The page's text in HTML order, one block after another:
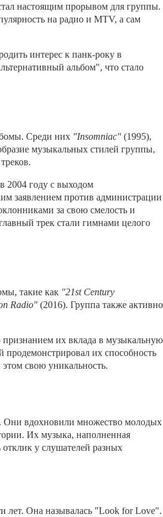
настоящим прорывом для группы.
на радио и MTV, а сам
интерес к панк-року в
альбом", что стало
Среди них "Insomniac" (1995),
музыкальных стилей группы,
2004 году с выходом
заявлением против администрации
за свою смелость и
трек стали гимнами целого
такие как "21st Century
Radio" (2016). Группа также активно
их вклада в музыкальную
продемонстрировал их способность
свою уникальность.
Они вдохновили множество молодых
Их музыка, наполненная
у слушателей разных
лет. Она называлась "Look for Love".